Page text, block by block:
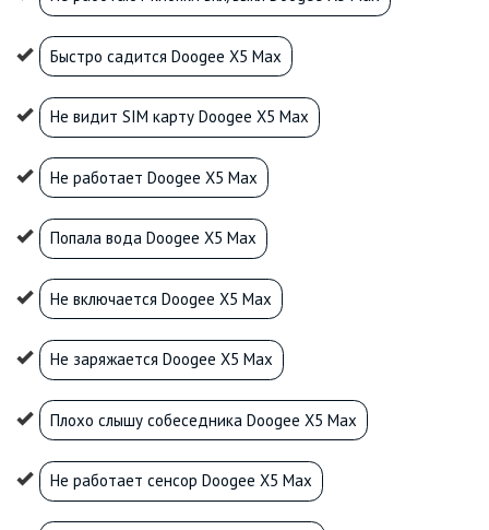
Быстро садится Doogee X5 Max
Не видит SIM карту Doogee X5 Max
Не работает Doogee X5 Max
Попала вода Doogee X5 Max
Не включается Doogee X5 Max
Не заряжается Doogee X5 Max
Плохо слышу собеседника Doogee X5 Max
Не работает сенсор Doogee X5 Max